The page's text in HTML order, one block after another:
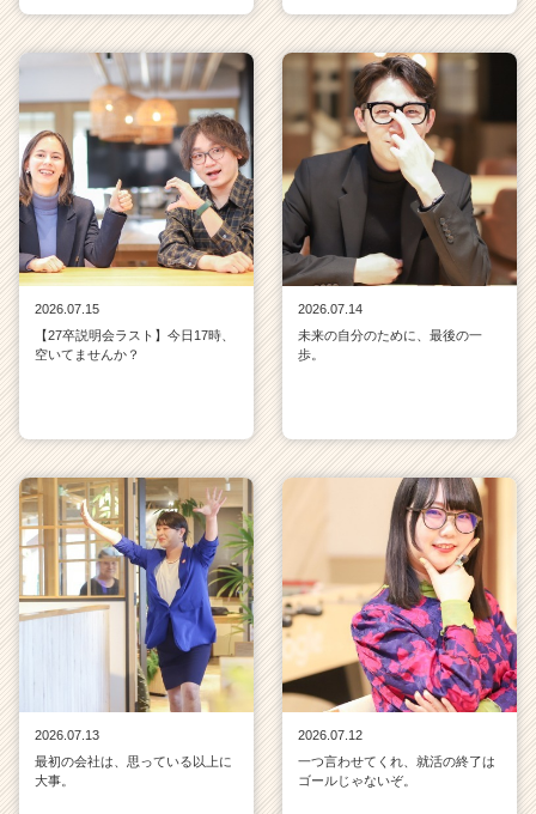
2026.07.15
【27卒説明会ラスト】今日17時、
空いてませんか？
2026.07.14
未来の自分のために、最後の一
歩。
2026.07.13
最初の会社は、思っている以上に
大事。
2026.07.12
一つ言わせてくれ、就活の終了は
ゴールじゃないぞ。